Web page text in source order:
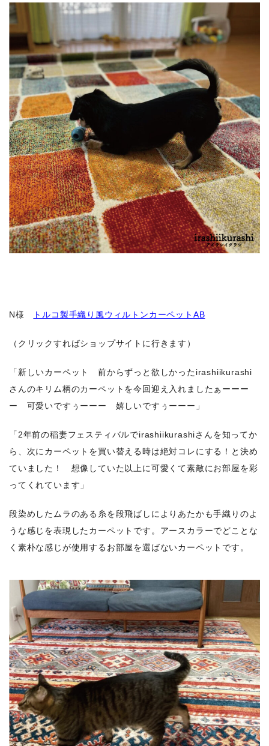
N様 トルコ製手織り風ウィルトンカーペットAB
（クリックすればショップサイトに行きます）
「新しいカーペット 前からずっと欲しかったirashiikurashi
さんのキリム柄のカーペットを今回迎え入れましたぁーーー
ー 可愛いですぅーーー 嬉しいですぅーーー」
「2年前の稲妻フェスティバルでirashiikurashiさんを知ってか
ら、次にカーペットを買い替える時は絶対コレにする！と決め
ていました！ 想像していた以上に可愛くて素敵にお部屋を彩
ってくれています」
段染めしたムラのある糸を段飛ばしによりあたかも手織りのよ
うな感じを表現したカーペットです。アースカラーでどことな
く素朴な感じが使用するお部屋を選ばないカーペットです。